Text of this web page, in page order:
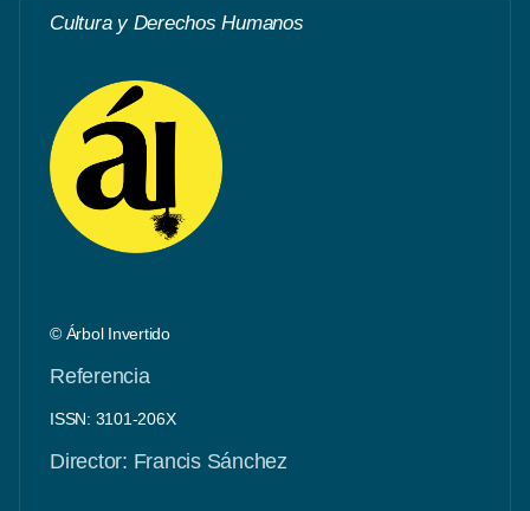
Cultura y Derechos Humanos
© Árbol Invertido
Referencia
ISSN: 3101-206X
Director: Francis Sánchez